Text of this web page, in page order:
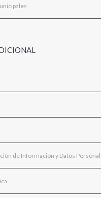
de Información y Datos